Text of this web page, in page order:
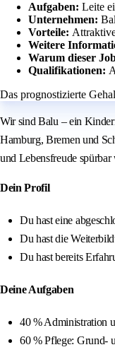
Aufgaben: Leite
Unternehmen:
Vorteile:
Weitere
Warum dieser
Qualifikationen:
Das prognostizierte
Wir sind Balu – ein
Hamburg, Bremen und
und Lebensfreude
Dein Profil
Du hast eine
Du hast die
Du hast bereits
Deine Aufgaben
40 % Administration
60 % Pflege: Grund‑